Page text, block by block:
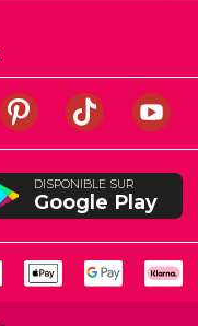
DISPONIBLE SUR
Google Play